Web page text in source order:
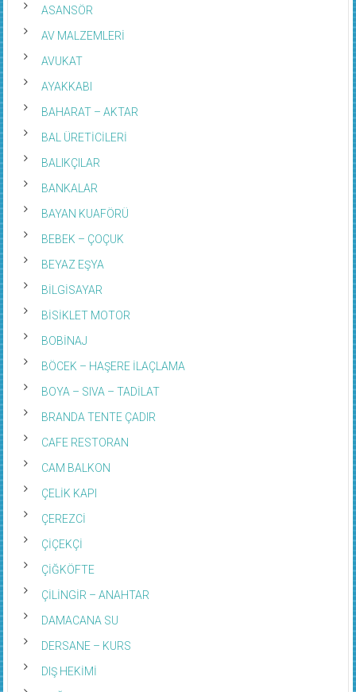
ASANSÖR
AV MALZEMLERİ
AVUKAT
AYAKKABI
BAHARAT – AKTAR
BAL ÜRETİCİLERİ
BALIKÇILAR
BANKALAR
BAYAN KUAFÖRÜ
BEBEK – ÇOÇUK
BEYAZ EŞYA
BİLGİSAYAR
BİSİKLET MOTOR
BOBİNAJ
BÖCEK – HAŞERE İLAÇLAMA
BOYA – SIVA – TADİLAT
BRANDA TENTE ÇADIR
CAFE RESTORAN
CAM BALKON
ÇELİK KAPI
ÇEREZCİ
ÇİÇEKÇİ
ÇİĞKÖFTE
ÇİLİNGİR – ANAHTAR
DAMACANA SU
DERSANE – KURS
DIŞ HEKİMİ